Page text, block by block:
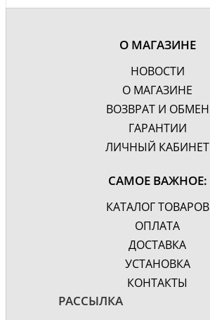
О МАГАЗИНЕ
НОВОСТИ
О МАГАЗИНЕ
ВОЗВРАТ И ОБМЕН
ГАРАНТИИ
ЛИЧНЫЙ КАБИНЕТ
САМОЕ ВАЖНОЕ:
КАТАЛОГ ТОВАРОВ
ОПЛАТА
ДОСТАВКА
УСТАНОВКА
КОНТАКТЫ
РАССЫЛКА